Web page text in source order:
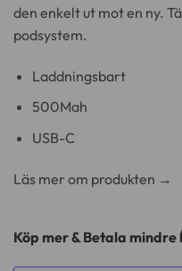
den enkelt ut mot en ny.
podsystem.
Laddningsbart
500Mah
USB-C
Läs mer om produkten →
Köp mer & Betala